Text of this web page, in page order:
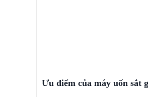
Ưu điểm của máy uốn sắt